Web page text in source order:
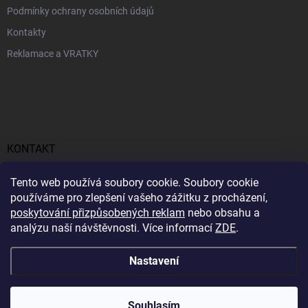
Tento web používá soubory cookie. Soubory cookie
používáme pro zlepšení vašeho zážitku z procházení,
poskytování přizpůsobených reklam nebo obsahu a
analýzu naší návštěvnosti. Více informací ZDE.
Nastavení
Podmínky ochrany osobních údajů
Kontakty
Reklamace a VRATKY
KONTAKT
obchod@profitent.cz
+420770645768
https://www.facebook.com/profitent.sk/
Profitent.cz . Všechna práva vyhrazena.